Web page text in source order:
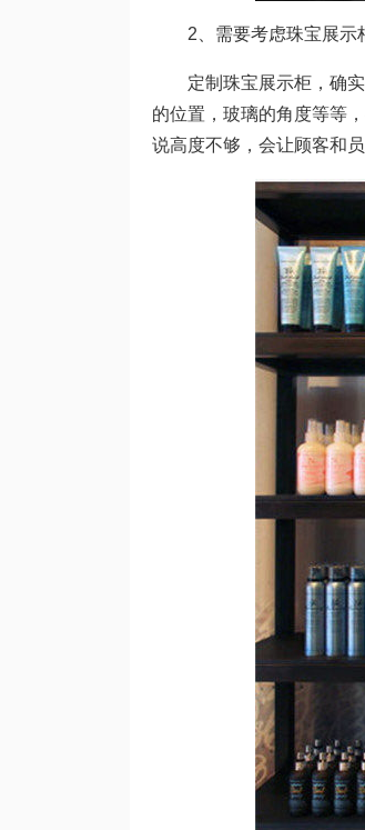
2、需要考虑珠宝展示
定制珠宝展示柜，确实
的位置，玻璃的角度等等
说高度不够，会让顾客和